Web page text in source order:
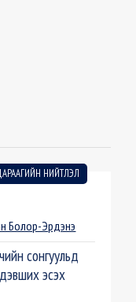
НИЙТЛЭЛ
Болор-Эрдэнэ
сонгуульд
эсэх